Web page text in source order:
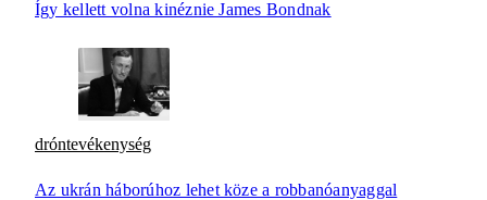
Így kellett volna kinéznie James Bondnak
dróntevékenység
Az ukrán háborúhoz lehet köze a robbanóanyaggal